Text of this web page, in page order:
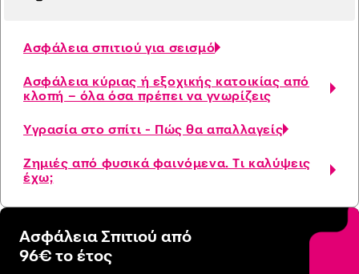
Ασφάλεια σπιτιού για σεισμό
Ασφάλεια κύριας ή εξοχικής κατοικίας από
κλοπή – όλα όσα πρέπει να γνωρίζεις
Υγρασία στο σπίτι - Πώς θα απαλλαγείς
Ζημιές από φυσικά φαινόμενα. Τι καλύψεις
έχω;
Ασφάλεια Σπιτιού από
96€ το έτος